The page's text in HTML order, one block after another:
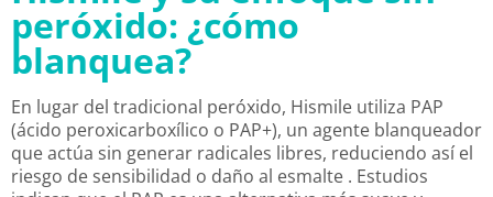
peróxido: ¿cómo
blanquea?
En lugar del tradicional peróxido, Hismile utiliza PAP
(ácido peroxicarboxílico o PAP+), un agente blanqueador
que actúa sin generar radicales libres, reduciendo así el
riesgo de sensibilidad o daño al esmalte . Estudios